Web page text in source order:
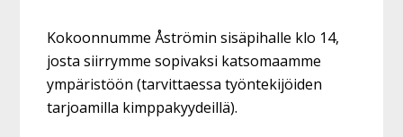
Kokoonnumme Åströmin sisäpihalle klo 14,
josta siirrymme sopivaksi katsomaamme
ympäristöön (tarvittaessa työntekijöiden
tarjoamilla kimppakyydeillä).